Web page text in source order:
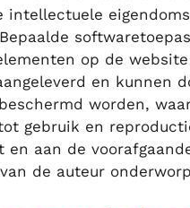
intellectuele
op de
en kunnen
worden,
gebruik en
en aan de
de auteur